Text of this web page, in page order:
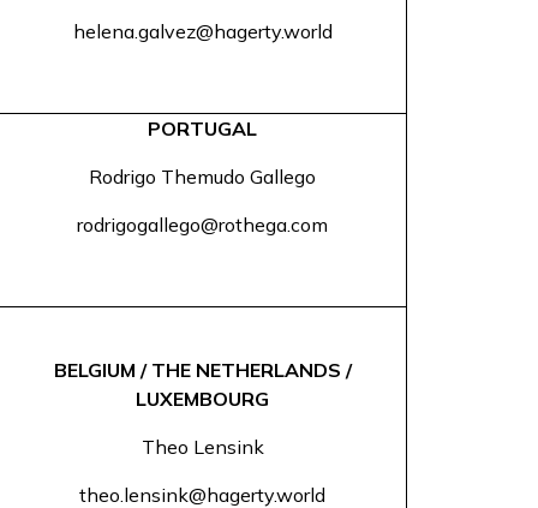
helena.galvez@hagerty.world
PORTUGAL
Rodrigo Themudo Gallego
rodrigogallego@rothega.com
BELGIUM / THE NETHERLANDS /
LUXEMBOURG
Theo Lensink
theo.lensink@hagerty.world